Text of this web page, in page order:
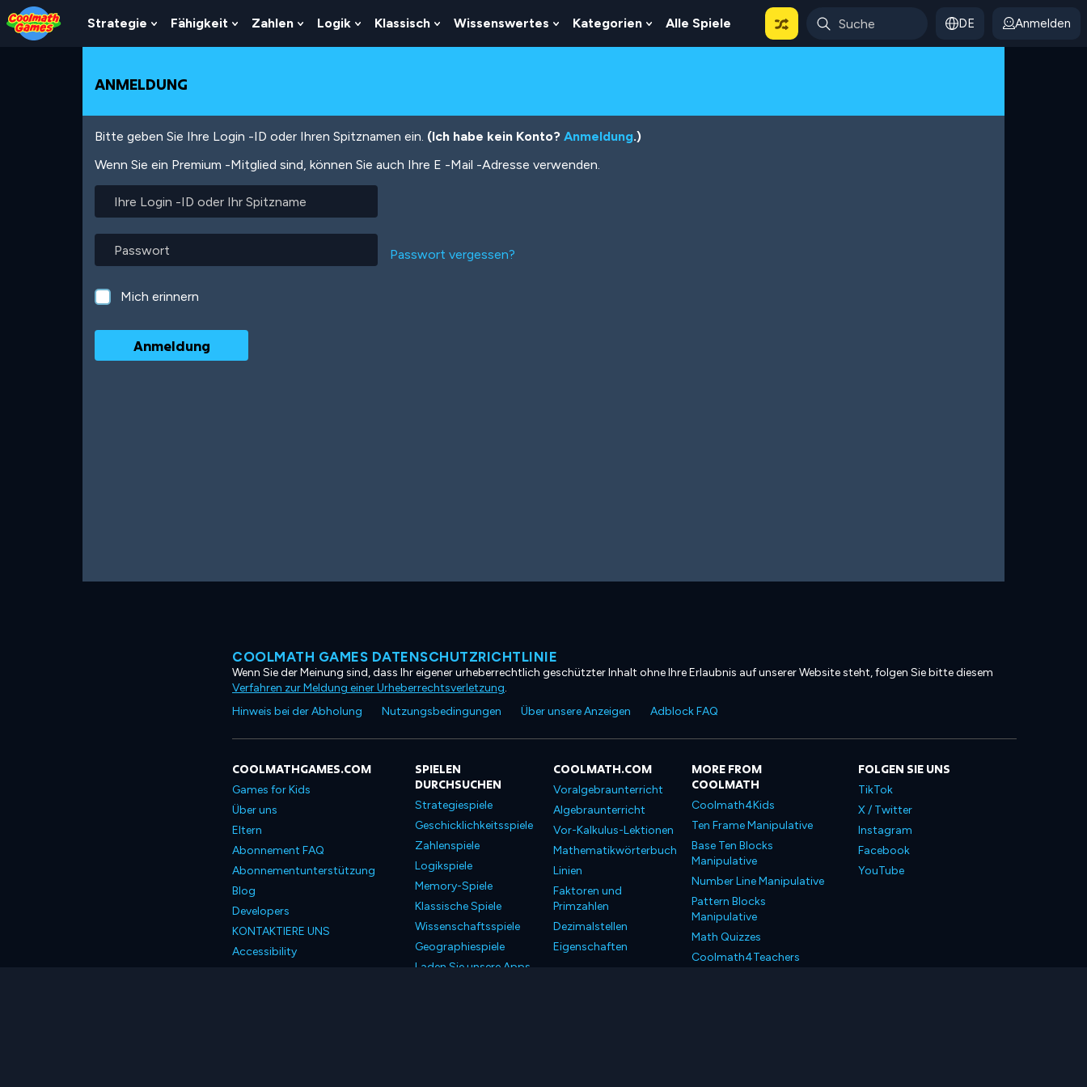
Skip
to
Top
Skip
to
Navigation
Skip
to
Main
Skip
to
Footer
Direkt
zum
Inhalt
Strategie
Show
Submenu
Strategie
Fähigkeit
Show
Submenu
Zahlen
Show
Submenu
Logik
Show
Submenu
Klassisch
Show
Submenu
Wissenswertes
Show
Submenu
Kategorien
Show
Submenu
Alle Spiele DE Anmelden
ANMELDUNG
Bitte geben Sie Ihre Login -ID oder Ihren Spitznamen ein. (Ich habe kein Konto? Anmeldung.)
Wenn Sie ein Premium -Mitglied sind, können Sie auch Ihre E -Mail -Adresse verwenden.
Login
ID
oder
Ihr
Spitzname
Passwort vergessen?
Mich erinnern
COOLMATH GAMES DATENSCHUTZRICHTLINIE
Wenn Sie der Meinung sind, dass Ihr eigener urheberrechtlich geschützter Inhalt ohne Ihre Erlaubnis auf unserer Website steht, folgen Sie bitte diesem
Verfahren zur Meldung einer Urheberrechtsverletzung.
Hinweis bei der Abholung
Nutzungsbedingungen Über unsere Anzeigen Adblock FAQ
COOLMATHGAMES.COM
Games for Kids
Über uns
Eltern
Abonnement FAQ
Abonnementunterstützung
Blog
Developers
KONTAKTIERE UNS
Accessibility
SPIELEN
DURCHSUCHEN
Strategiespiele
Geschicklichkeitsspiele
Zahlenspiele
Logikspiele
Memory-Spiele
Klassische Spiele
Wissenschaftsspiele
Geographiespiele
Laden Sie unsere Apps
COOLMATH.COM
Voralgebraunterricht
Algebraunterricht
Vor-Kalkulus-Lektionen
Mathematikwörterbuch
Linien
Faktoren und
Primzahlen
Dezimalstellen
Eigenschaften
MORE FROM
COOLMATH
Coolmath4Kids
Ten Frame Manipulative
Base Ten Blocks
Manipulative
Number Line Manipulative
Pattern Blocks
Manipulative
Math Quizzes
Coolmath4Teachers
FOLGEN SIE UNS
TikTok
X / Twitter
Instagram
Facebook
YouTube